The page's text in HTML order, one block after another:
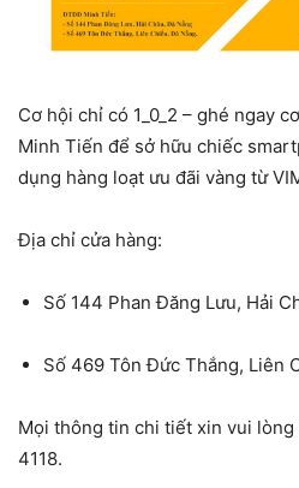
Cơ hội chỉ có 1_0_2 – ghé ngay
Minh Tiến để sở hữu chiếc
dụng hàng loạt ưu đãi vàng từ
Địa chỉ cửa hàng:
Số 144 Phan Đăng Lưu, Hải
Số 469 Tôn Đức Thắng, Liên
Mọi thông tin chi tiết xin vui
4118.